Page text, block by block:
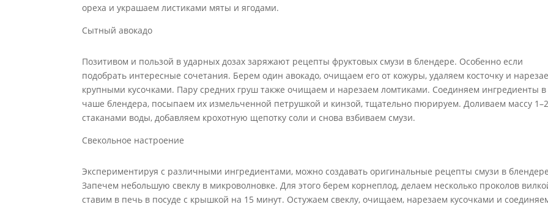
ореха и украшаем листиками мяты и ягодами.
Сытный авокадо
Позитивом и пользой в ударных дозах заряжают рецепты фруктовых смузи в блендере. Особенно если
подобрать интересные сочетания. Берем один авокадо, очищаем его от кожуры, удаляем косточку и
крупными кусочками. Пару средних груш также очищаем и нарезаем ломтиками. Соединяем ингредиенты в
чаше блендера, посыпаем их измельченной петрушкой и кинзой, тщательно пюрируем. Доливаем массу 1–2
стаканами воды, добавляем крохотную щепотку соли и снова взбиваем смузи.
Свекольное настроение
Экспериментируя с различными ингредиентами, можно создавать оригинальные рецепты смузи в
Запечем небольшую свеклу в микроволновке. Для этого берем корнеплод, делаем несколько проколов
ставим в печь в посуде с крышкой на 15 минут. Остужаем свеклу, очищаем, нарезаем кусочками и